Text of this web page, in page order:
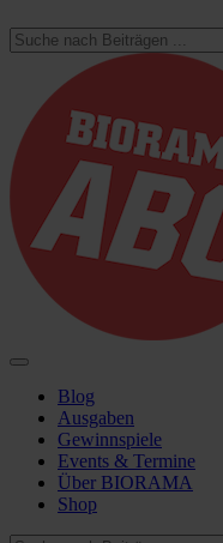
Blog
Ausgaben
Gewinnspiele
Events & Termine
Über BIORAMA
Shop